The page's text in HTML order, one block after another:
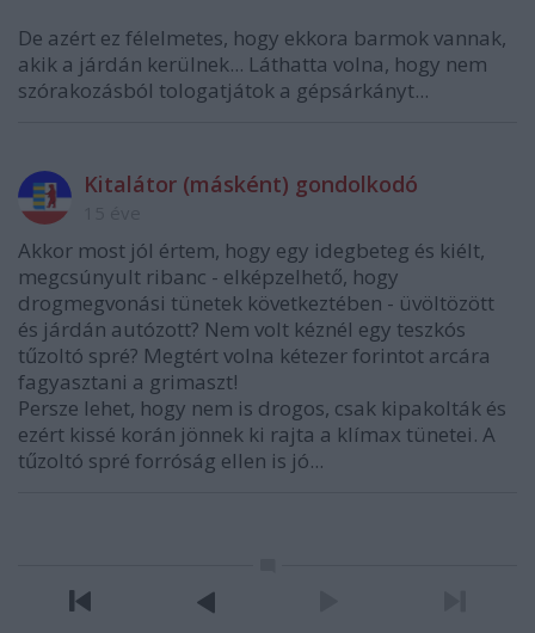
De azért ez félelmetes, hogy ekkora barmok vannak,
akik a járdán kerülnek... Láthatta volna, hogy nem
szórakozásból tologatjátok a gépsárkányt...
Kitalátor (másként) gondolkodó
Akkor most jól értem, hogy egy idegbeteg és kiélt,
megcsúnyult ribanc - elképzelhető, hogy
drogmegvonási tünetek következtében - üvöltözött
és járdán autózott? Nem volt kéznél egy teszkós
tűzoltó spré? Megtért volna kétezer forintot arcára
fagyasztani a grimaszt!
Persze lehet, hogy nem is drogos, csak kipakolták és
ezért kissé korán jönnek ki rajta a klímax tünetei. A
tűzoltó spré forróság ellen is jó...